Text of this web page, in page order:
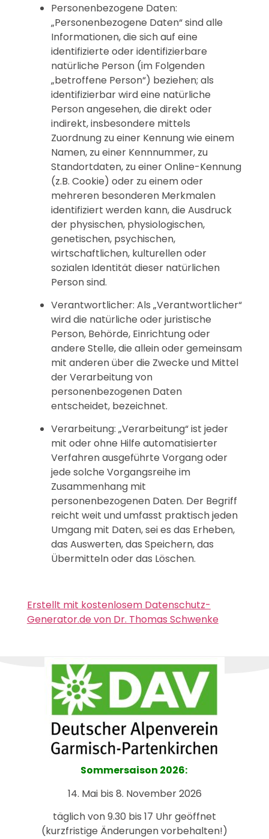
Personenbezogene Daten:
„Personenbezogene Daten“ sind alle
Informationen, die sich auf eine
identifizierte oder identifizierbare
natürliche Person (im Folgenden
„betroffene Person“) beziehen; als
identifizierbar wird eine natürliche
Person angesehen, die direkt oder
indirekt, insbesondere mittels
Zuordnung zu einer Kennung wie einem
Namen, zu einer Kennnummer, zu
Standortdaten, zu einer Online-Kennung
(z.B. Cookie) oder zu einem oder
mehreren besonderen Merkmalen
identifiziert werden kann, die Ausdruck
der physischen, physiologischen,
genetischen, psychischen,
wirtschaftlichen, kulturellen oder
sozialen Identität dieser natürlichen
Person sind.
Verantwortlicher: Als „Verantwortlicher“
wird die natürliche oder juristische
Person, Behörde, Einrichtung oder
andere Stelle, die allein oder gemeinsam
mit anderen über die Zwecke und Mittel
der Verarbeitung von
personenbezogenen Daten
entscheidet, bezeichnet.
Verarbeitung: „Verarbeitung“ ist jeder
mit oder ohne Hilfe automatisierter
Verfahren ausgeführte Vorgang oder
jede solche Vorgangsreihe im
Zusammenhang mit
personenbezogenen Daten. Der Begriff
reicht weit und umfasst praktisch jeden
Umgang mit Daten, sei es das Erheben,
das Auswerten, das Speichern, das
Übermitteln oder das Löschen.
Erstellt mit kostenlosem Datenschutz-
Generator.de von Dr. Thomas Schwenke
Sommersaison 2026:
14. Mai bis 8. November 2026
täglich von 9.30 bis 17 Uhr geöffnet
(kurzfristige Änderungen vorbehalten!)